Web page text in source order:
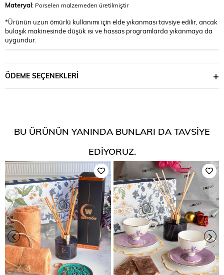
Materyal: Porselen malzemeden üretilmiştir
*Ürünün uzun ömürlü kullanımı için elde yıkanması tavsiye edilir, ancak
bulaşık makinesinde düşük ısı ve hassas programlarda yıkanmaya da
uygundur.
ÖDEME SEÇENEKLERI
BU ÜRÜNÜN YANINDA BUNLARI DA TAVSIYE
EDIYORUZ.